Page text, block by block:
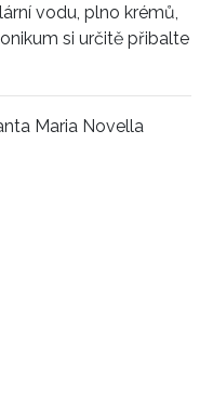
vodu, plno krémů,
si určitě přibalte